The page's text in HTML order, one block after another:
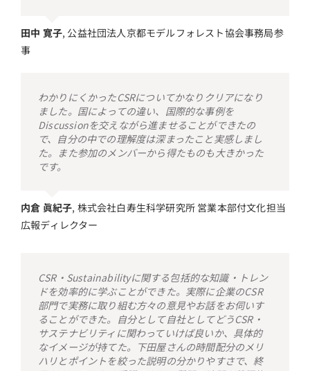
田中 寛子, 公益社団法人京都モデルフォレスト協会事務局参
事
わかりにくかったCSRについてかなりクリアになり
ました。国によっての違い、国際的な事例を
Discussionを交えながら進ませることができたの
で、自分の中での理解度は深まったこと実感しまし
た。また参加のメンバーから得たものも大きかった
です。
内倉 眞紀子, 株式会社白寿生科学研究所 営業本部付文化担当
広報ディレクター
CSR・Sustainabilityに関する包括的な知識・トレン
ドを効率的に学ぶことができた。実際に企業のCSR
部門で実務に取り組む方々の意見やお話をお伺いす
ることができた。自分として自社としてどうCSR・
サステナビリティに関わっていけば良いか、具体的
なイメージが持てた。下田屋さんの時間配分のメリ
ハリとポイントを絞った説明の分かりやすさで、終